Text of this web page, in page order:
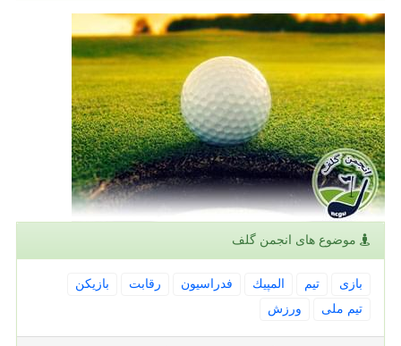
موضوع های انجمن گلف
بازی تیم المپیك فدراسیون رقابت
بازیكن
تیم ملی
ورزش